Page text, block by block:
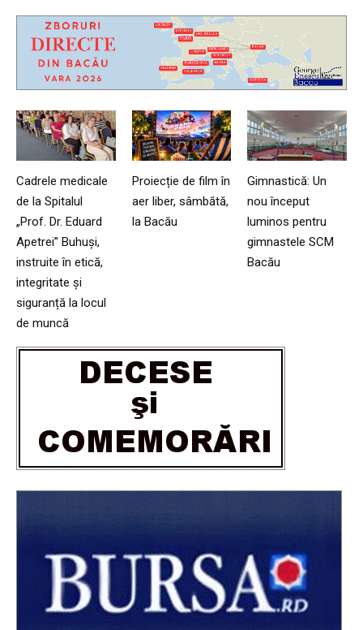
Cadrele medicale
de la Spitalul
„Prof. Dr. Eduard
Apetrei” Buhuși,
instruite în etică,
integritate și
siguranță la locul
de muncă
Proiecție de film în
aer liber, sâmbătă,
la Bacău
Gimnastică: Un
nou început
luminos pentru
gimnastele SCM
Bacău